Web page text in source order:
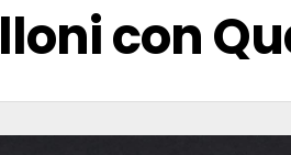
con